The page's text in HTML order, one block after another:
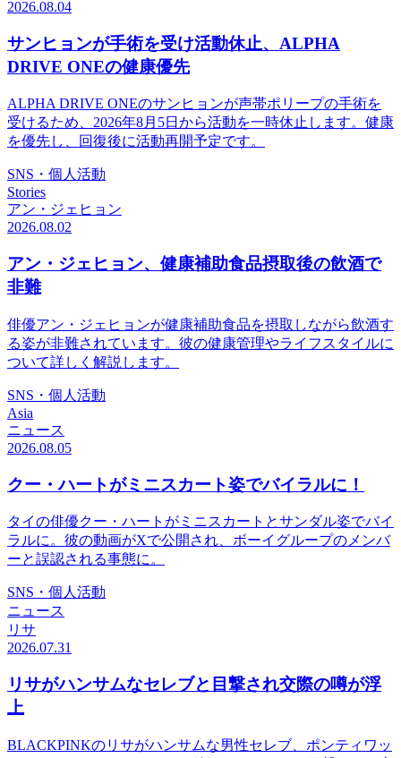
2026.08.04
サンヒョンが手術を受け活動休止、ALPHA
DRIVE ONEの健康優先
ALPHA DRIVE ONEのサンヒョンが声帯ポリープの手術を
受けるため、2026年8月5日から活動を一時休止します。健康
を優先し、回復後に活動再開予定です。
SNS・個人活動
Stories
アン・ジェヒョン
2026.08.02
アン・ジェヒョン、健康補助食品摂取後の飲酒で
非難
俳優アン・ジェヒョンが健康補助食品を摂取しながら飲酒す
る姿が非難されています。彼の健康管理やライフスタイルに
ついて詳しく解説します。
SNS・個人活動
Asia
ニュース
2026.08.05
クー・ハートがミニスカート姿でバイラルに！
タイの俳優クー・ハートがミニスカートとサンダル姿でバイ
ラルに。彼の動画がXで公開され、ボーイグループのメンバ
ーと誤認される事態に。
SNS・個人活動
ニュース
リサ
2026.07.31
リサがハンサムなセレブと目撃され交際の噂が浮
上
BLACKPINKのリサがハンサムな男性セレブ、ポンティワッ